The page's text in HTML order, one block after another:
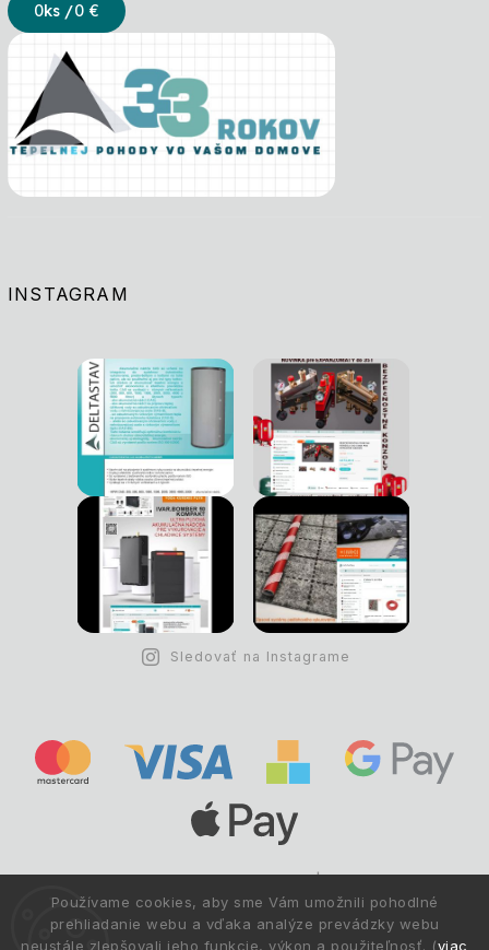
Používame cookies, aby sme Vám umožnili pohodlné
prehliadanie webu a vďaka analýze prevádzky webu
neustále zlepšovali jeho funkcie, výkon a použiteľnosť. (viac
0ks /0 €
INSTAGRAM
Sledovať na Instagrame
Copyright © 1993 -2026 Deltastav.sk|
.
Všetky práva vyhradené.